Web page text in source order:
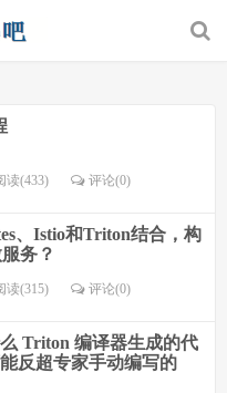
读(433) 评论(0)
、Istio和Triton结合，构
务？
读(315) 评论(0)
Triton 编译器生成的代
反超专家手动编写的